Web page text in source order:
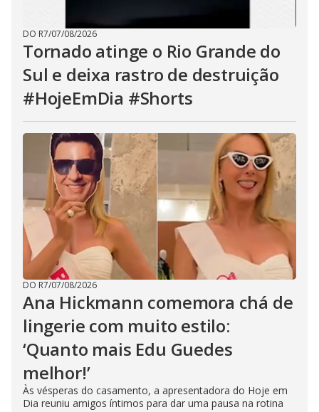
DO R7/07/08/2026
Tornado atinge o Rio Grande do
Sul e deixa rastro de destruição
#HojeEmDia #Shorts
DO R7/07/08/2026
Ana Hickmann comemora chá de
lingerie com muito estilo:
‘Quanto mais Edu Guedes
melhor!’
Às vésperas do casamento, a apresentadora do Hoje em
Dia reuniu amigos íntimos para dar uma pausa na rotina